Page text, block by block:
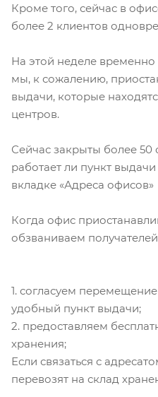
Кроме того, сейчас в
более 2 клиентов
На этой неделе
мы, к сожалению,
выдачи, которые
центров.
Сейчас закрыты более
работает ли пункт
вкладке «Адреса офисов»
Когда офис
обзваниваем
1. согласуем
удобный пункт выдачи;
2. предоставляем
хранения;
Если связаться с
перевозят на склад